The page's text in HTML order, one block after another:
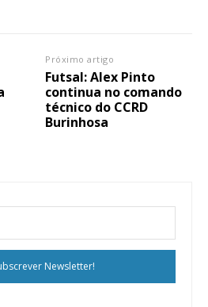
Próximo artigo
Futsal: Alex Pinto
continua no comando
técnico do CCRD
Burinhosa
Newsletter!